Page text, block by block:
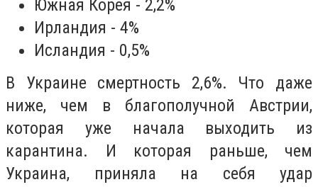
Южная Корея - 2,2%
Ирландия - 4%
Исландия - 0,5%
В Украине смертность 2,6%. Что даже
ниже, чем в благополучной Австрии,
которая уже начала выходить из
карантина. И которая раньше, чем
Украина, приняла на себя удар